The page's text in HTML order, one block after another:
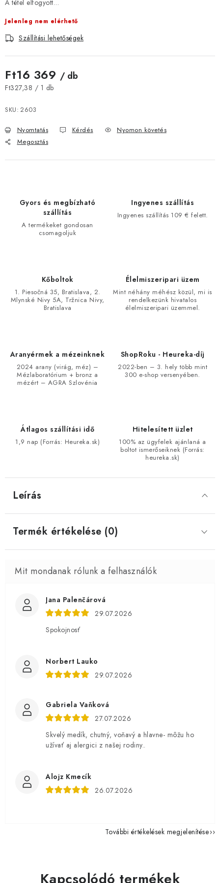
HÍREK
ÉTREND-KIEGÉSZÍTŐK
Kapcsolatok
Szállítás és fizetés
Gyakori kérdések FAQ
Fotogaléria
Visszaküldés, csere és reklamációkezelés
Nagykereskedelem
A tétel elfogyott…
Jelenleg nem elérhető
Szállítási lehetőségek
Ft16 369 / db
Egységár:
Ft327,38 / 1 db
SKU: 2603
Nyomtatás Kérdés
Nyomon követés
Megosztás
Gyors és megbízható
szállítás
A termékeket gondosan
csomagoljuk
Ingyenes szállítás
Ingyenes szállítás 109 € felett.
Kőboltok
1. Piesočná 35, Bratislava, 2.
Mlynské Nivy 5A, Tržnica Nivy,
Bratislava
Élelmiszeripari üzem
Mint néhány méhész közül, mi is
rendelkezünk hivatalos
élelmiszeripari üzemmel.
Aranyérmek a mézeinknek
2024 arany (virág, méz) –
Mézlaboratórium + bronz a
mézért – AGRA Szlovénia
ShopRoku - Heureka-díj
2022-ben – 3. hely több mint
300 e-shop versenyében.
Átlagos szállítási idő
1,9 nap (Forrás: Heureka.sk)
Hitelesített üzlet
100% az ügyfelek ajánlaná a
boltot ismerőseiknek (Forrás:
heureka.sk)
Leírás
Termék értékelése (0)
Jana Palenčárová
29.07.2026
Spokojnosť
Norbert Lauko
29.07.2026
Gabriela Vaňková
27.07.2026
Skvelý medík, chutný, voňavý a hlavne- môžu ho
užívať aj alergici z našej rodiny..
Alojz Kmecík
26.07.2026
További értékelések megjelenítése
Kapcsolódó termékek